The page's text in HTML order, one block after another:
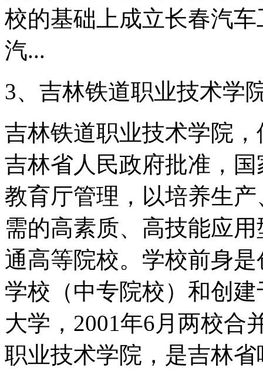
校的基础上成立长春汽
汽...
3、吉林铁道职业技术学
吉林铁道职业技术学院
吉林省人民政府批准，
教育厅管理，以培养生
需的高素质、高技能应
通高等院校。学校前身
学校（中专院校）和创
大学，2001年6月两校合
职业技术学院，是吉林